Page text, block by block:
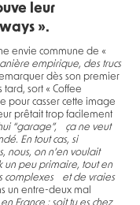
leur
».
envie commune de «
empirique, des trucs
dès son premier
sort « Coffee
pour casser cette image
prêtait trop facilement
“garage”, ça ne veut
En tout cas, si
nous, on n’en voulait
un peu primaire, tout en
complexes et de vraies
un entre-deux mal
France : soit tu es chez